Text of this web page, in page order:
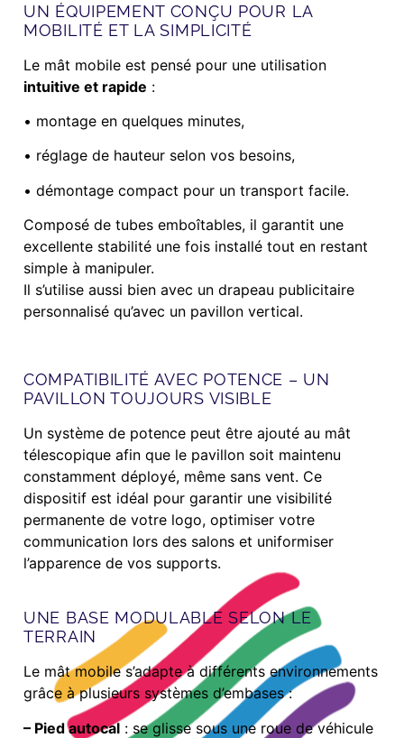
UN ÉQUIPEMENT CONÇU POUR LA
MOBILITÉ ET LA SIMPLICITÉ
Le mât mobile est pensé pour une utilisation
intuitive et rapide :
• montage en quelques minutes,
• réglage de hauteur selon vos besoins,
• démontage compact pour un transport facile.
Composé de tubes emboîtables, il garantit une
excellente stabilité une fois installé tout en restant
simple à manipuler.
Il s’utilise aussi bien avec un drapeau publicitaire
personnalisé qu’avec un pavillon vertical.
COMPATIBILITÉ AVEC POTENCE – UN
PAVILLON TOUJOURS VISIBLE
Un système de potence peut être ajouté au mât
télescopique afin que le pavillon soit maintenu
constamment déployé, même sans vent. Ce
dispositif est idéal pour garantir une visibilité
permanente de votre logo, optimiser votre
communication lors des salons et uniformiser
l’apparence de vos supports.
UNE BASE MODULABLE SELON LE
TERRAIN
Le mât mobile s’adapte à différents environnements
grâce à plusieurs systèmes d’embases :
– Pied autocal: se glisse sous une roue de véhicule